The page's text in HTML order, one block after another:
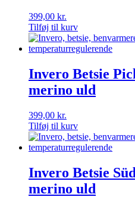
399,00 kr.
Tilføj til kurv
Invero Betsie
merino uld
399,00 kr.
Tilføj til kurv
Invero Betsie
merino uld